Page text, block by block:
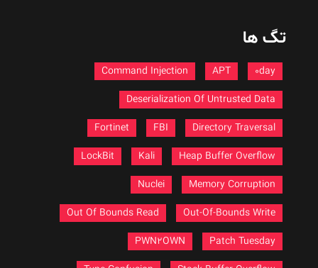
تگ ها
Command Injection
Deserialization Of Untrusted Data
Directory Traversal
Fortinet
Heap Buffer Overflow
LockBit
Memory Corruption
Nuclei
Out-Of-Bounds Write
Out Of Bounds Read
Patch Tuesday
PWN2OWN